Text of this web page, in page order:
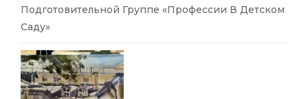
Подготовительной Группе «Профессии В Детском
Саду»